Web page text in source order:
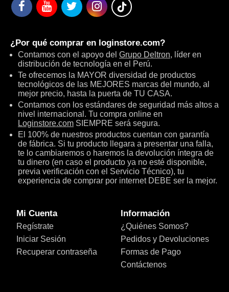
¿Por qué comprar en loginstore.com?
Contamos con el apoyo del Grupo Deltron, líder en
distribución de tecnología en el Perú.
Te ofrecemos la MAYOR diversidad de productos
tecnológicos de las MEJORES marcas del mundo, al
mejor precio, hasta la puerta de TU CASA.
Contamos con los estándares de seguridad más altos a
nivel internacional. Tu compra online en
Loginstore.com SIEMPRE será segura.
El 100% de nuestros productos cuentan con garantía
de fábrica. Si tu producto llegara a presentar una falla,
te lo cambiaremos o haremos la devolución íntegra de
tu dinero (en caso el producto ya no esté disponible,
previa verificación con el Servicio Técnico), tu
experiencia de comprar por internet DEBE ser la mejor.
Mi Cuenta
Regístrate
Iniciar Sesión
Recuperar contraseña
Información
¿Quiénes Somos?
Pedidos y Devoluciones
Formas de Pago
Contáctenos